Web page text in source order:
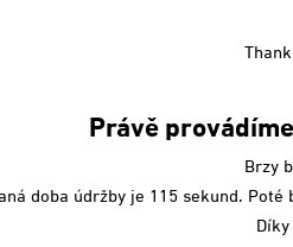
Právě
Brzy
doba údržby je 115 sekund.